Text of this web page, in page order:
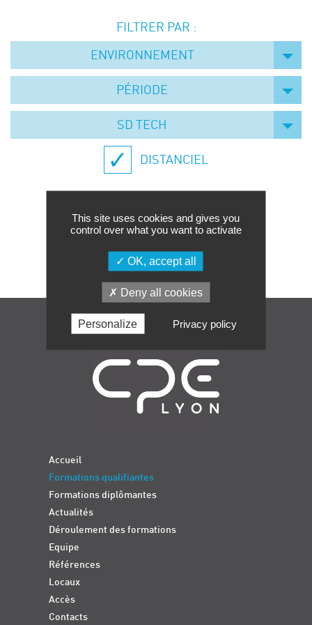
Symposium on Chain Transfer Catalysis for
sustainability – September 15 and 16, 2026
FRENCH-CHINESE CONFERENCE ON GREEN
Contacts
FILTRER PAR :
ENVIRONNEMENT
PÉRIODE
SD TECH
DISTANCIEL
Navigation
Accueil
Formations qualifiantes
Formations diplômantes
Actualités
Déroulement des formations
Equipe
Références
Locaux
Accès
Contacts
This site uses cookies and gives you
control over what you want to activate
OK, accept all
Deny all cookies
Personalize Privacy policy